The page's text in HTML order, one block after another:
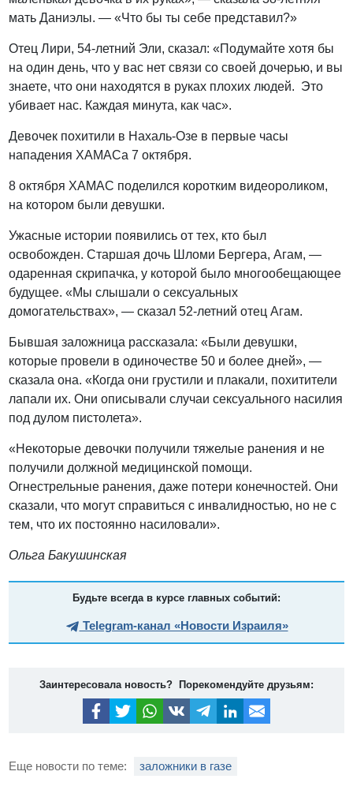
мать Даниэлы. — «Что бы ты себе представил?»
Отец Лири, 54-летний Эли, сказал: «Подумайте хотя бы
на один день, что у вас нет связи со своей дочерью, и вы
знаете, что они находятся в руках плохих людей. Это
убивает нас. Каждая минута, как час».
Девочек похитили в Нахаль-Озе в первые часы
нападения ХАМАСа 7 октября.
8 октября ХАМАС поделился коротким видеороликом,
на котором были девушки.
Ужасные истории появились от тех, кто был
освобожден. Старшая дочь Шломи Бергера, Агам, —
одаренная скрипачка, у которой было многообещающее
будущее. «Мы слышали о сексуальных
домогательствах», — сказал 52-летний отец Агам.
Бывшая заложница рассказала: «Были девушки,
которые провели в одиночестве 50 и более дней», —
сказала она. «Когда они грустили и плакали, похитители
лапали их. Они описывали случаи сексуального насилия
под дулом пистолета».
«Некоторые девочки получили тяжелые ранения и не
получили должной медицинской помощи.
Огнестрельные ранения, даже потери конечностей. Они
сказали, что могут справиться с инвалидностью, но не с
тем, что их постоянно насиловали».
Ольга Бакушинская
Будьте всегда в курсе главных событий:
Telegram-канал «Новости Израиля»
Заинтересовала новость? Порекомендуйте друзьям:
Еще новости по теме: заложники в газе